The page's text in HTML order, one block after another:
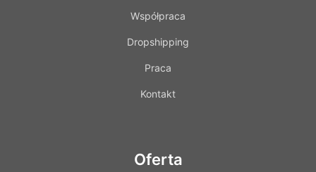
Współpraca
Dropshipping
Praca
Kontakt
Oferta